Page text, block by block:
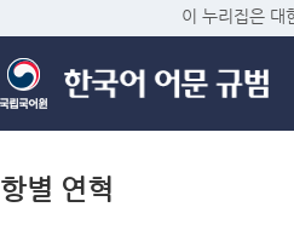
이 누리집은 대
항별 연혁